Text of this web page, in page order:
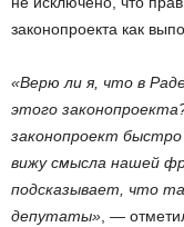
законопроекта как
«Верю ли я, что в
этого
законопроект
вижу смысла нашей
подсказывает, что
депутаты», —